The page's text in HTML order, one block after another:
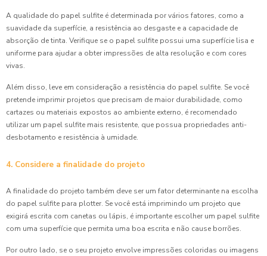
A qualidade do papel sulfite é determinada por vários fatores, como a
suavidade da superfície, a resistência ao desgaste e a capacidade de
absorção de tinta. Verifique se o papel sulfite possui uma superfície lisa e
uniforme para ajudar a obter impressões de alta resolução e com cores
vivas.
Além disso, leve em consideração a resistência do papel sulfite. Se você
pretende imprimir projetos que precisam de maior durabilidade, como
cartazes ou materiais expostos ao ambiente externo, é recomendado
utilizar um papel sulfite mais resistente, que possua propriedades anti-
desbotamento e resistência à umidade.
4. Considere a finalidade do projeto
A finalidade do projeto também deve ser um fator determinante na escolha
do papel sulfite para plotter. Se você está imprimindo um projeto que
exigirá escrita com canetas ou lápis, é importante escolher um papel sulfite
com uma superfície que permita uma boa escrita e não cause borrões.
Por outro lado, se o seu projeto envolve impressões coloridas ou imagens